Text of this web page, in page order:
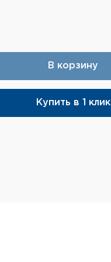
В корзину
Купить в 1 клик